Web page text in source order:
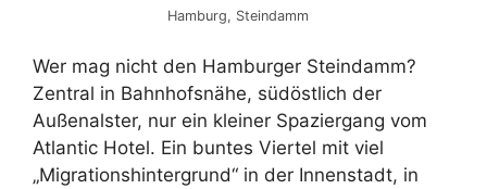
Hamburg, Steindamm
Wer mag nicht den Hamburger Steindamm?
Zentral in Bahnhofsnähe, südöstlich der
Außenalster, nur ein kleiner Spaziergang vom
Atlantic Hotel. Ein buntes Viertel mit viel
„Migrationshintergrund“ in der Innenstadt, in